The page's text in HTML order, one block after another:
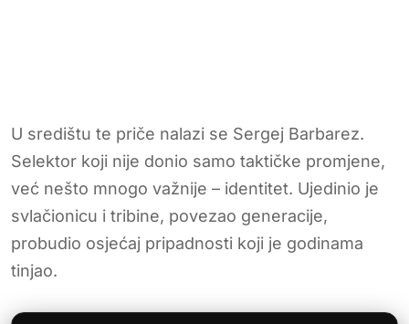
U središtu te priče nalazi se Sergej Barbarez.
Selektor koji nije donio samo taktičke promjene,
već nešto mnogo važnije – identitet. Ujedinio je
svlačionicu i tribine, povezao generacije,
probudio osjećaj pripadnosti koji je godinama
tinjao.